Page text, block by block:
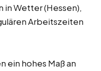
in Wetter (Hessen),
Arbeitszeiten
ein hohes Maß an